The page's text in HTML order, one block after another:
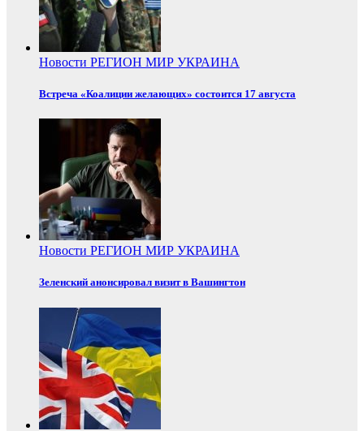
Новости РЕГИОН МИР УКРАИНА
Встреча «Коалиции желающих» состоится 17 августа
Новости РЕГИОН МИР УКРАИНА
Зеленский анонсировал визит в Вашингтон